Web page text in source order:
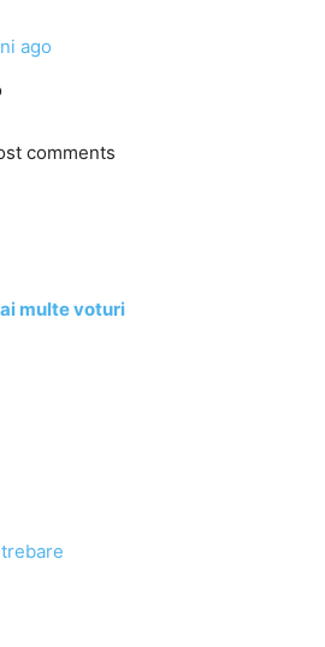
ago
comments
multe voturi